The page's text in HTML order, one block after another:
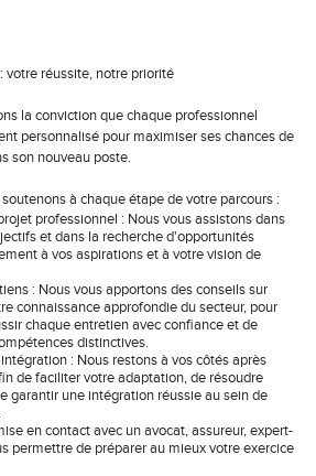
: votre réussite, notre priorité
la conviction que chaque professionnel
personnalisé pour maximiser ses chances de
son nouveau poste.
à chaque étape de votre parcours :
professionnel : Nous vous assistons dans
et dans la recherche d'opportunités
à vos aspirations et à votre vision de
: Nous vous apportons des conseils sur
connaissance approfondie du secteur, pour
chaque entretien avec confiance et de
distinctives.
: Nous restons à vos côtés après
de faciliter votre adaptation, de résoudre
garantir une intégration réussie au sein de
en contact avec un avocat, assureur, expert-
permettre de préparer au mieux votre exercice